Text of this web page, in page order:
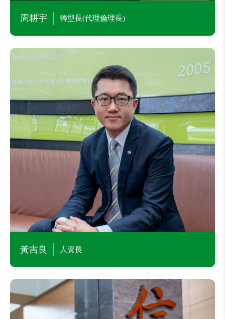
周耕宇 轉型長(代理倫理長)
本公司之子公司信義置業(香港)有限公司等公司之
黃吉良 人資長
黃吉良
主要學經歷
國泰世華銀行人力資源部兼教育發展部長
國泰金控數位生態發展部部長
台新國際商業銀行信用卡事業處訓練長
悠遊卡公司監察人
政治大學經營管理碩士
目前兼任本公司及其他公司職務
北觀休閒農場(股)公司董事長
王獻志
數位長兼任資安長